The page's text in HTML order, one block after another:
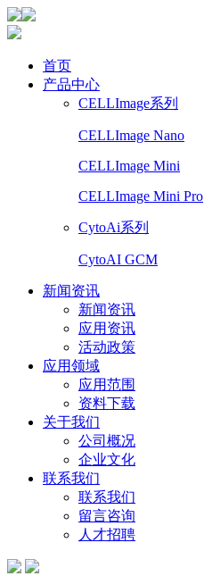
首页
产品中心
CELLImage系列
CELLImage Nano
CELLImage Mini
CELLImage Mini Pro
CytoAi系列
CytoAI GCM
新闻资讯
新闻资讯
应用资讯
活动政策
应用领域
应用范围
资料下载
关于我们
公司概况
企业文化
联系我们
联系我们
留言咨询
人才招聘